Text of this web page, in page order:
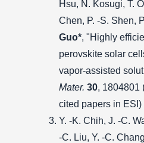
Hsu, N. Kosugi, T.
Chen, P. -S. Shen,
Guo*, "Highly
perovskite solar
vapor-assisted
Mater. 30, 1804801
cited papers in ESI)
Y. -K. Chih, J. -C.
-C. Liu, Y. -C.